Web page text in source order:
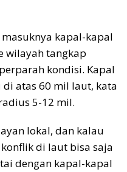
kapal-kapal
wilayah tangkap
kondisi. Kapal
atas 60 mil laut, kata
5-12 mil.
lokal, dan kalau
di laut bisa saja
dengan kapal-kapal